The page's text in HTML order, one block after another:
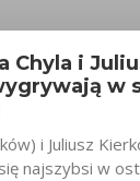
Chyla i
w
i Juliusz
najszybsi w